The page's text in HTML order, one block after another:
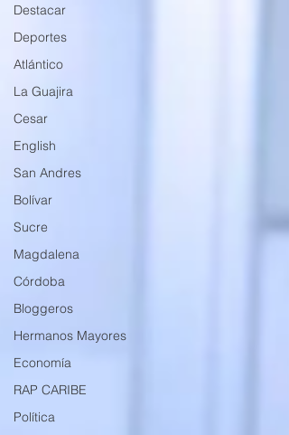
Destacar
Deportes
Atlántico
La Guajira
Cesar
English
San Andres
Bolívar
Sucre
Magdalena
Córdoba
Bloggeros
Hermanos Mayores
Economía
RAP CARIBE
Política